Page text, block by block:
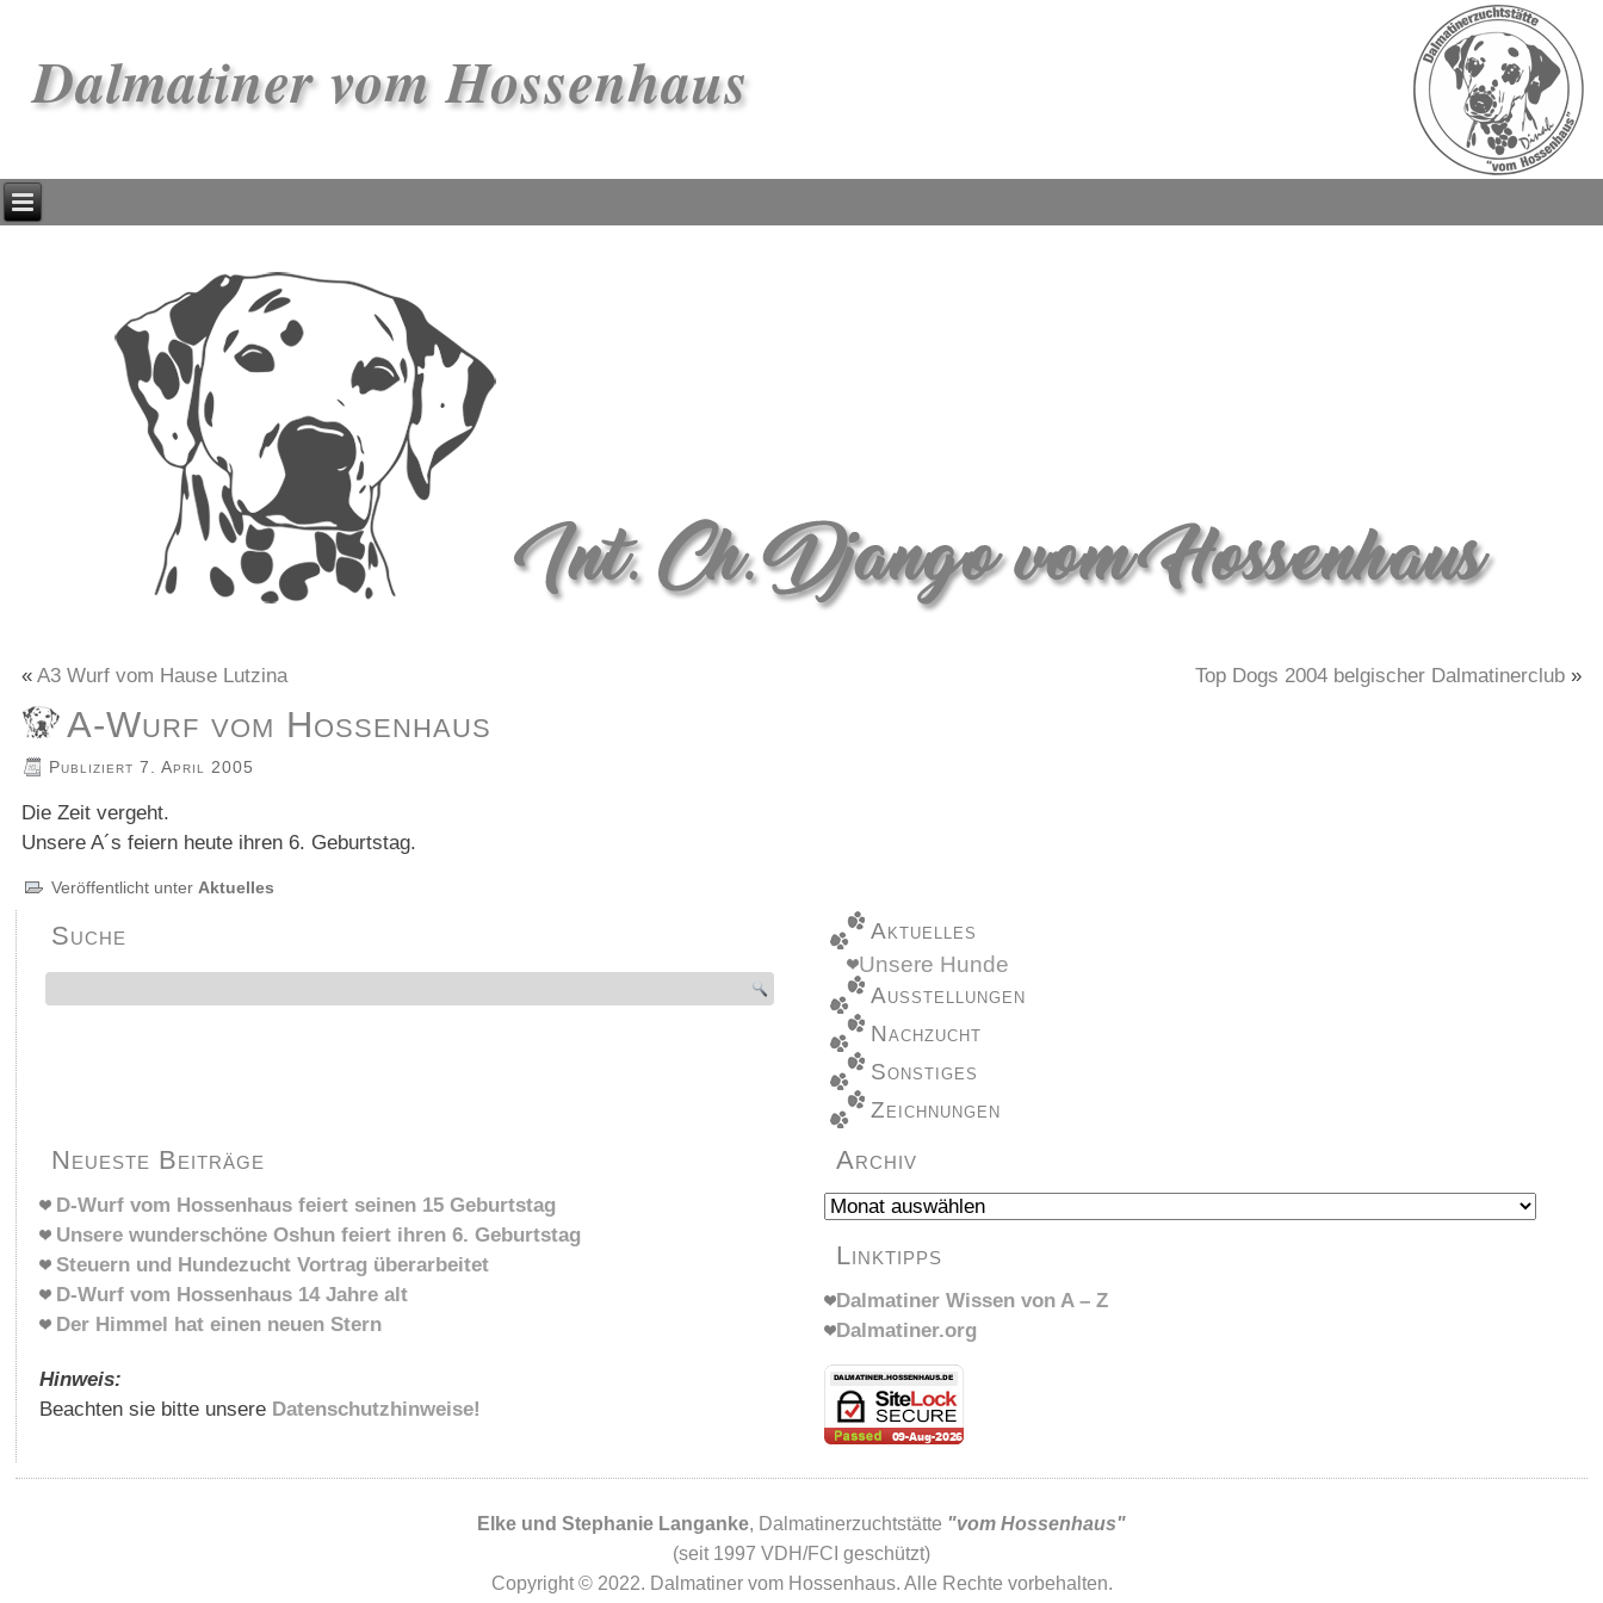
Dalmatiner vom Hossenhaus
«A3 Wurf vom Hause Lutzina Top Dogs 2004 belgischer Dalmatinerclub»
A-Wurf vom Hossenhaus
Publiziert 7. April 2005
Die Zeit vergeht.
Unsere A´s feiern heute ihren 6. Geburtstag.
Veröffentlicht unter Aktuelles
Suche
Aktuelles
Unsere Hunde
Ausstellungen
Nachzucht
Sonstiges
Zeichnungen
Neueste Beiträge
D-Wurf vom Hossenhaus feiert seinen 15 Geburtstag
Unsere wunderschöne Oshun feiert ihren 6. Geburtstag
Steuern und Hundezucht Vortrag überarbeitet
D-Wurf vom Hossenhaus 14 Jahre alt
Der Himmel hat einen neuen Stern
Archiv
Archiv
Linktipps
Dalmatiner Wissen von A – Z
Dalmatiner.org
Hinweis:
Beachten sie bitte unsere Datenschutzhinweise!
Elke und Stephanie Langanke, Dalmatinerzuchtstätte "vom Hossenhaus"
(seit 1997 VDH/FCI geschützt)
Copyright © 2022. Dalmatiner vom Hossenhaus. Alle Rechte vorbehalten.